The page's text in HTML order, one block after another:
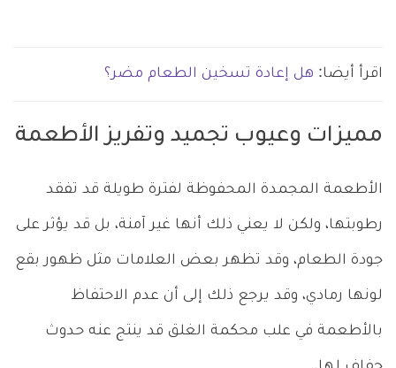
اقرأ أيضا: هل إعادة تسخين الطعام مضر؟
مميزات وعيوب تجميد وتفريز الأطعمة
الأطعمة المجمدة المحفوظة لفترة طويلة قد تفقد
رطوبتها، ولكن لا يعني ذلك أنها غير آمنة، بل قد يؤثر على
جودة الطعام، وقد تظهر بعض العلامات مثل ظهور بقع
لونها رمادي، وقد يرجع ذلك إلى أن عدم الاحتفاظ
بالأطعمة في علب محكمة الغلق قد ينتج عنه حدوث